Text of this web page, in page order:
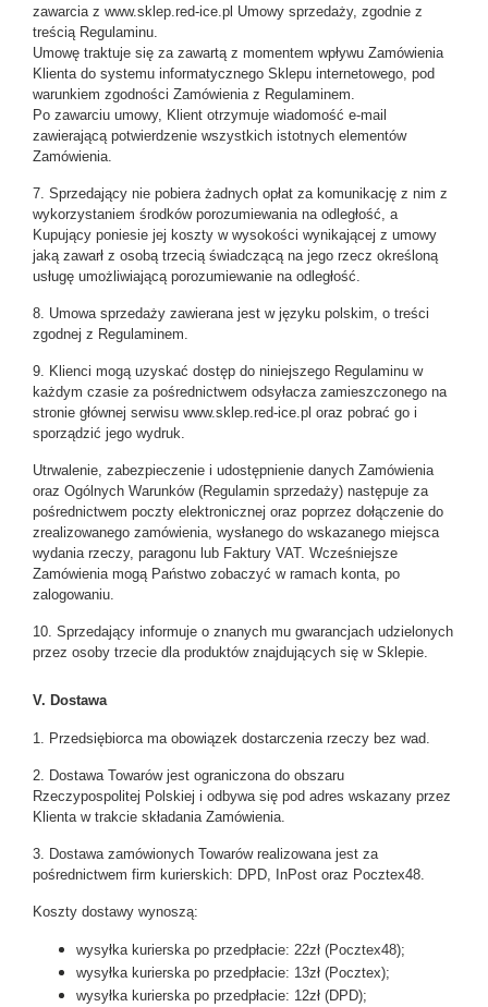
zawarcia z www.sklep.red-ice.pl Umowy sprzedaży, zgodnie z
treścią Regulaminu.
Umowę traktuje się za zawartą z momentem wpływu Zamówienia
Klienta do systemu informatycznego Sklepu internetowego, pod
warunkiem zgodności Zamówienia z Regulaminem.
Po zawarciu umowy, Klient otrzymuje wiadomość e-mail
zawierającą potwierdzenie wszystkich istotnych elementów
Zamówienia.
7. Sprzedający nie pobiera żadnych opłat za komunikację z nim z
wykorzystaniem środków porozumiewania na odległość, a
Kupujący poniesie jej koszty w wysokości wynikającej z umowy
jaką zawarł z osobą trzecią świadczącą na jego rzecz określoną
usługę umożliwiającą porozumiewanie na odległość.
8. Umowa sprzedaży zawierana jest w języku polskim, o treści
zgodnej z Regulaminem.
9. Klienci mogą uzyskać dostęp do niniejszego Regulaminu w
każdym czasie za pośrednictwem odsyłacza zamieszczonego na
stronie głównej serwisu www.sklep.red-ice.pl oraz pobrać go i
sporządzić jego wydruk.
Utrwalenie, zabezpieczenie i udostępnienie danych Zamówienia
oraz Ogólnych Warunków (Regulamin sprzedaży) następuje za
pośrednictwem poczty elektronicznej oraz poprzez dołączenie do
zrealizowanego zamówienia, wysłanego do wskazanego miejsca
wydania rzeczy, paragonu lub Faktury VAT. Wcześniejsze
Zamówienia mogą Państwo zobaczyć w ramach konta, po
zalogowaniu.
10. Sprzedający informuje o znanych mu gwarancjach udzielonych
przez osoby trzecie dla produktów znajdujących się w Sklepie.
V. Dostawa
1. Przedsiębiorca ma obowiązek dostarczenia rzeczy bez wad.
2. Dostawa Towarów jest ograniczona do obszaru
Rzeczypospolitej Polskiej i odbywa się pod adres wskazany przez
Klienta w trakcie składania Zamówienia.
3. Dostawa zamówionych Towarów realizowana jest za
pośrednictwem firm kurierskich: DPD, InPost oraz Pocztex48.
Koszty dostawy wynoszą:
wysyłka kurierska po przedpłacie: 22zł (Pocztex48);
wysyłka kurierska po przedpłacie: 13zł (Pocztex);
wysyłka kurierska po przedpłacie: 12zł (DPD);